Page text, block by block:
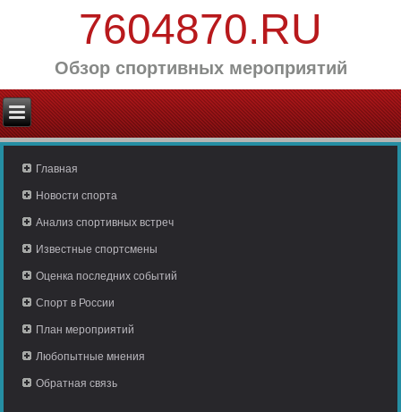
7604870.RU
Обзор спортивных мероприятий
Главная
Новости спорта
Анализ спортивных встреч
Известные спортсмены
Оценка последних событий
Спорт в России
План мероприятий
Любопытные мнения
Обратная связь